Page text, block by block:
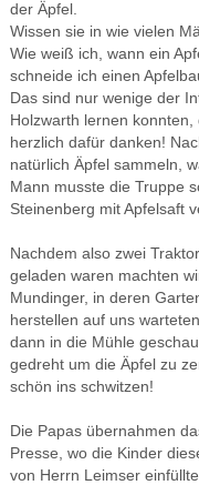
der Äpfel.
Wissen sie in wie vielen
Wie weiß ich, wann ein
schneide ich einen
Das sind nur wenige der
Holzwarth lernen
herzlich dafür danken!
natürlich Äpfel sammeln,
Mann musste die Truppe
Steinenberg mit Apfelsaft
Nachdem also zwei
geladen waren machten
Mundinger, in deren
herstellen auf uns
dann in die Mühle
gedreht um die Äpfel zu
schön ins schwitzen!
Die Papas übernahmen
Presse, wo die Kinder
von Herrn Leimser